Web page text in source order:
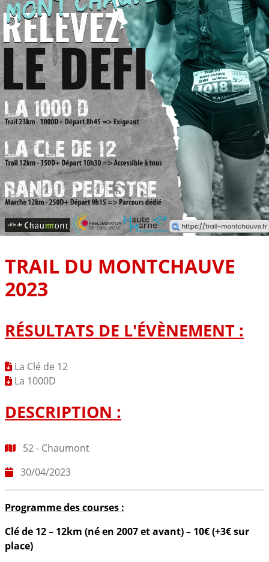
TRAIL DU MONTCHAUVE
2023
RÉSULTATS DE L'ÉVÈNEMENT :
La Clé de 12
La 1000D
DESCRIPTION :
52 - Chaumont
30/04/2023
Programme des courses :
Clé de 12 – 12km (né en 2007 et avant) – 10€ (+3€ sur
place)